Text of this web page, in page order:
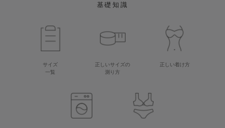
基礎知識
サイズ
一覧
正しいサイズの
測り方
正しい着け方